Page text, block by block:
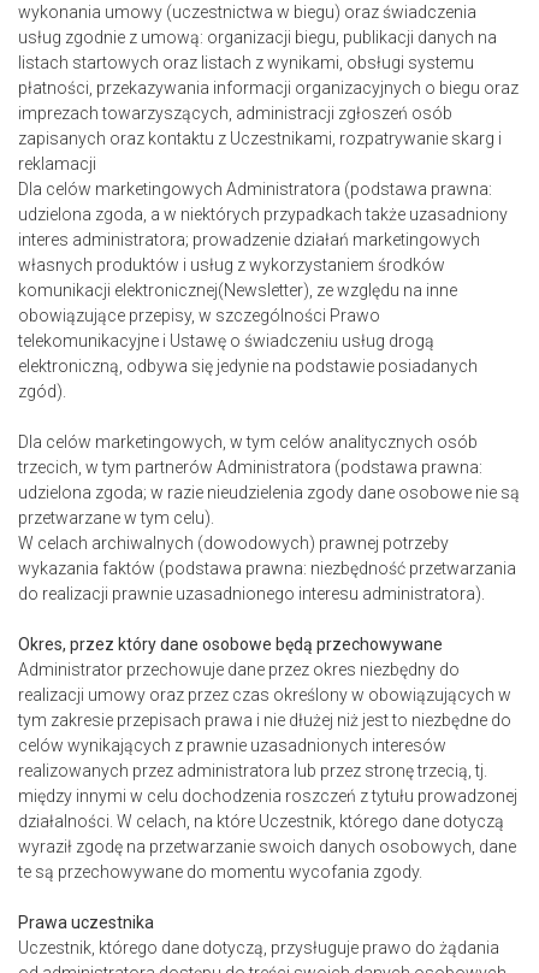
wykonania umowy (uczestnictwa w biegu) oraz świadczenia
usług zgodnie z umową: organizacji biegu, publikacji danych na
listach startowych oraz listach z wynikami, obsługi systemu
płatności, przekazywania informacji organizacyjnych o biegu oraz
imprezach towarzyszących, administracji zgłoszeń osób
zapisanych oraz kontaktu z Uczestnikami, rozpatrywanie skarg i
reklamacji
Dla celów marketingowych Administratora (podstawa prawna:
udzielona zgoda, a w niektórych przypadkach także uzasadniony
interes administratora; prowadzenie działań marketingowych
własnych produktów i usług z wykorzystaniem środków
komunikacji elektronicznej(Newsletter), ze względu na inne
obowiązujące przepisy, w szczególności Prawo
telekomunikacyjne i Ustawę o świadczeniu usług drogą
elektroniczną, odbywa się jedynie na podstawie posiadanych
zgód).
Dla celów marketingowych, w tym celów analitycznych osób
trzecich, w tym partnerów Administratora (podstawa prawna:
udzielona zgoda; w razie nieudzielenia zgody dane osobowe nie są
przetwarzane w tym celu).
W celach archiwalnych (dowodowych) prawnej potrzeby
wykazania faktów (podstawa prawna: niezbędność przetwarzania
do realizacji prawnie uzasadnionego interesu administratora).
Okres, przez który dane osobowe będą przechowywane
Administrator przechowuje dane przez okres niezbędny do
realizacji umowy oraz przez czas określony w obowiązujących w
tym zakresie przepisach prawa i nie dłużej niż jest to niezbędne do
celów wynikających z prawnie uzasadnionych interesów
realizowanych przez administratora lub przez stronę trzecią, tj.
między innymi w celu dochodzenia roszczeń z tytułu prowadzonej
działalności. W celach, na które Uczestnik, którego dane dotyczą
wyraził zgodę na przetwarzanie swoich danych osobowych, dane
te są przechowywane do momentu wycofania zgody.
Prawa uczestnika
Uczestnik, którego dane dotyczą, przysługuje prawo do żądania